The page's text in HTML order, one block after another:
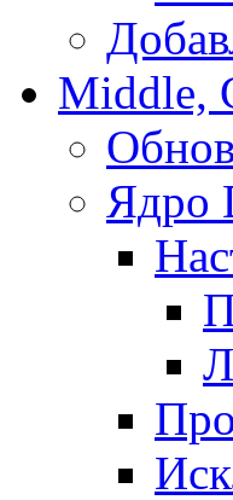
Middle,
Ядро